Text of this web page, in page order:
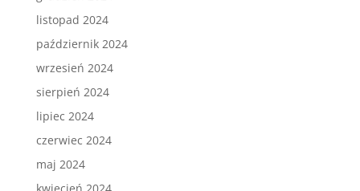
listopad 2024
październik 2024
wrzesień 2024
sierpień 2024
lipiec 2024
czerwiec 2024
maj 2024